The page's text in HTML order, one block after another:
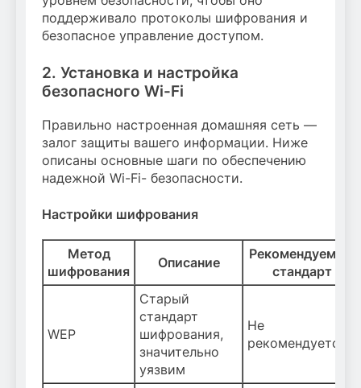
поддерживало протоколы шифрования и
безопасное управление доступом.
2. Установка и настройка
безопасного Wi-Fi
Правильно настроенная домашняя сеть —
залог защиты вашего информации. Ниже
описаны основные шаги по обеспечению
надежной Wi-Fi- безопасности.
Настройки шифрования
Метод
шифрования
Описание
Рекомендуемый
стандарт
WEP
Старый
стандарт
шифрования,
значительно
уязвим
Не
рекомендуется